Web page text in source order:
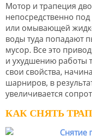
Мотор и трапеция
непосредственно
или омывающей
воды туда попадают
мусор. Все это
и ухудшению работы
свои свойства,
шарниров, в
увеличивается
КАК СНЯТЬ